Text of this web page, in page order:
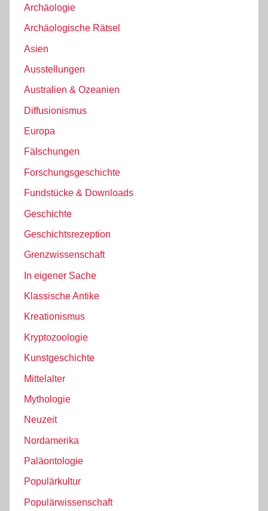
Archäologie
Archäologische Rätsel
Asien
Ausstellungen
Australien & Ozeanien
Diffusionismus
Europa
Fälschungen
Forschungsgeschichte
Fundstücke & Downloads
Geschichte
Geschichtsrezeption
Grenzwissenschaft
In eigener Sache
Klassische Antike
Kreationismus
Kryptozoologie
Kunstgeschichte
Mittelalter
Mythologie
Neuzeit
Nordamerika
Paläontologie
Populärkultur
Populärwissenschaft